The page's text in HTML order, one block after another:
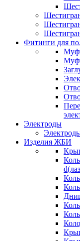
Фитинги для
Электроды
Изделия ЖБИ